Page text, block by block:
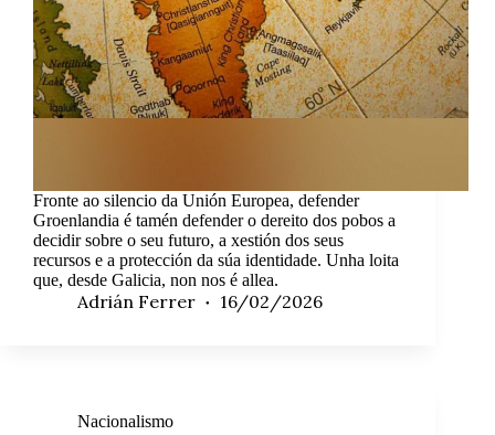
Fronte ao silencio da Unión Europea, defender
Groenlandia é tamén defender o dereito dos pobos a
decidir sobre o seu futuro, a xestión dos seus
recursos e a protección da súa identidade. Unha loita
que, desde Galicia, non nos é allea.
Adrián Ferrer 16/02/2026
Nacionalismo